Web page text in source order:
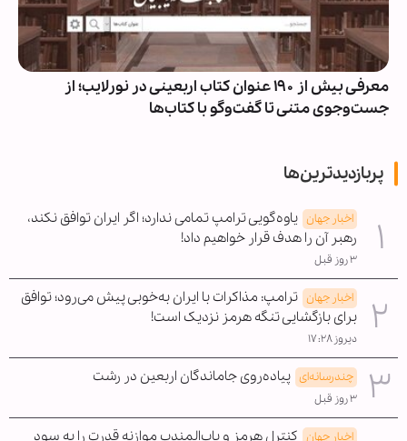
معرفی بیش از ۱۹۰ عنوان کتاب اربعینی در نورلایب؛ از
جست‌وجوی متنی تا گفت‌وگو با کتاب‌ها
پربازدیدترین‌ها
اخبار جهان یاوه‌گویی ترامپ تمامی ندارد؛ اگر ایران توافق نکند،
رهبر آن را هدف قرار خواهیم داد!
۳ روز قبل
اخبار جهان ترامپ: مذاکرات با ایران به‌خوبی پیش می‌رود؛ توافق
برای بازگشایی تنگه هرمز نزدیک است!
دیروز ۱۷:۲۸
چندرسانه‌ای پیاده‌روی جاماندگان اربعین در رشت
۳ روز قبل
اخبار جهان کنترل هرمز و باب‌المندب موازنه قدرت را به سود